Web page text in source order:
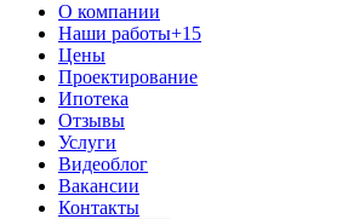
О компании
Наши работы+15
Цены
Проектирование
Ипотека
Отзывы
Услуги
Видеоблог
Вакансии
Контакты